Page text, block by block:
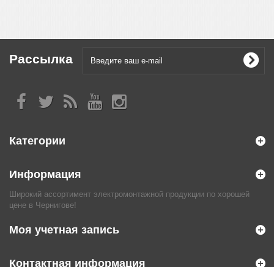
Рассылка
Категории
Информация
Широкий ассортимент электромонтажной продукции по хорошей
цене в Чернигове!
Моя учетная запись
Контактная информация